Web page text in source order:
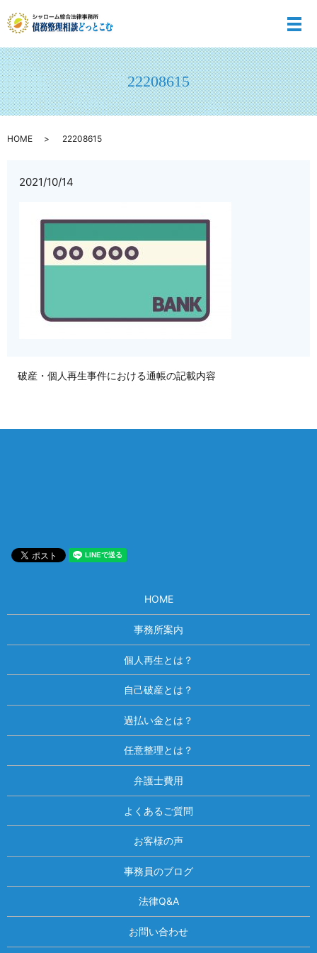
メ
22208615
HOME 22208615
2021/10/14
破産・個人再生事件における通帳の記載内容
HOME
事務所案内
個人再生とは？
自己破産とは？
過払い金とは？
任意整理とは？
弁護士費用
よくあるご質問
お客様の声
事務員のブログ
法律Q&A
お問い合わせ